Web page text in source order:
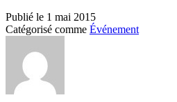
Publié le 1 mai 2015
Catégorisé comme Événement